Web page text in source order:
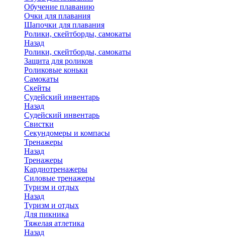
Обучение плаванию
Очки для плавания
Шапочки для плавания
Ролики, скейтборды, самокаты
Назад
Ролики, скейтборды, самокаты
Защита для роликов
Роликовые коньки
Самокаты
Скейты
Судейский инвентарь
Назад
Судейский инвентарь
Свистки
Секундомеры и компасы
Тренажеры
Назад
Тренажеры
Кардиотренажеры
Силовые тренажеры
Туризм и отдых
Назад
Туризм и отдых
Для пикника
Тяжелая атлетика
Назад